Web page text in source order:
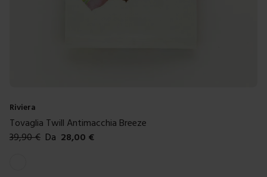
Riviera
Tovaglia Twill Antimacchia Breeze
39,90€ Da 28,00 €